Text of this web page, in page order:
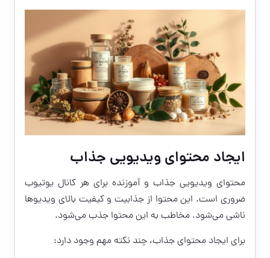
ایجاد محتوای ویدیویی جذاب
محتوای ویدیویی جذاب و آموزنده برای هر کانال یوتیوب
ضروری است. این محتوا از جذابیت و کیفیت بالای ویدیوها
ناشی می‌شود. مخاطب به این محتوا جذب می‌شود.
برای ایجاد محتوای جذاب، چند نکته مهم وجود دارد: